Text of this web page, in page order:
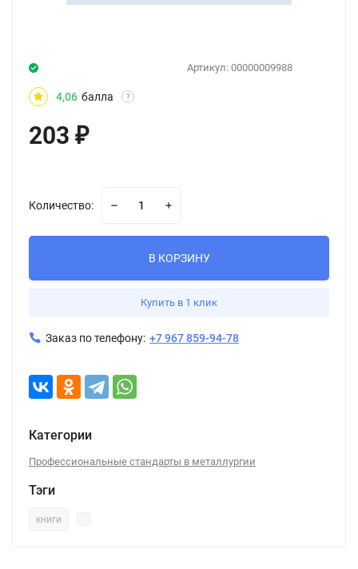
Артикул: 00000009988
4,06 балла ?
203 ₽
Количество:
В КОРЗИНУ
Купить в 1 клик
Заказ по телефону: +7 967 859-94-78
Категории
Профессиональные стандарты в металлургии
Тэги
книги